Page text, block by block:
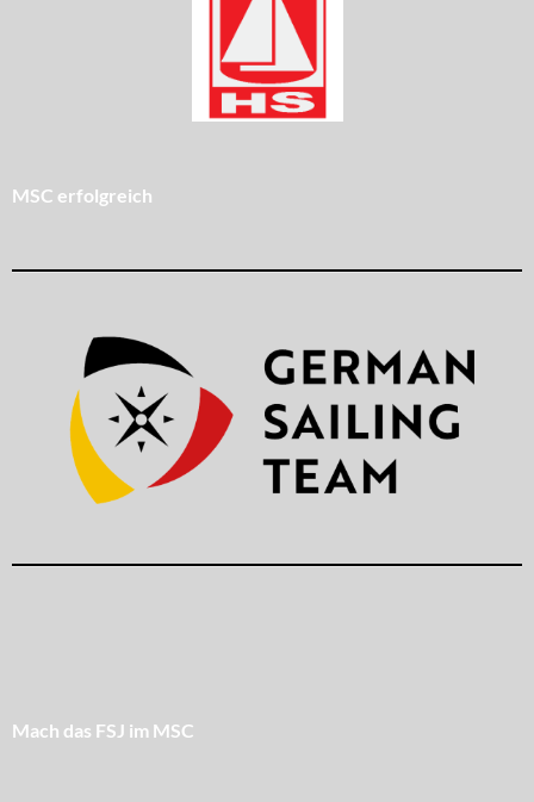
MSC erfolgreich
Mach das FSJ im MSC